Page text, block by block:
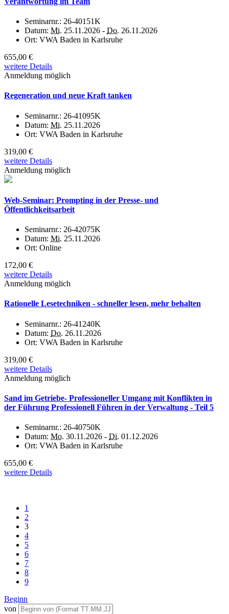
Seminarnr.: 26-40151K
Datum: Mi. 25.11.2026 - Do. 26.11.2026
Ort: VWA Baden in Karlsruhe
655,00 €
weitere Details
Anmeldung möglich
Regeneration und neue Kraft tanken
Seminarnr.: 26-41095K
Datum: Mi. 25.11.2026
Ort: VWA Baden in Karlsruhe
319,00 €
weitere Details
Anmeldung möglich
Web-Seminar: Prompting in der Presse- und
Öffentlichkeitsarbeit
Seminarnr.: 26-42075K
Datum: Mi. 25.11.2026
Ort: Online
172,00 €
weitere Details
Anmeldung möglich
Rationelle Lesetechniken - schneller lesen, mehr behalten
Seminarnr.: 26-41240K
Datum: Do. 26.11.2026
Ort: VWA Baden in Karlsruhe
319,00 €
weitere Details
Anmeldung möglich
Sand im Getriebe- Professioneller Umgang mit Konflikten in
der Führung Professionell Führen in der Verwaltung - Teil 5
Seminarnr.: 26-40750K
Datum: Mo. 30.11.2026 - Di. 01.12.2026
Ort: VWA Baden in Karlsruhe
655,00 €
weitere Details
1
2
3
4
5
6
7
8
9
Beginn
von